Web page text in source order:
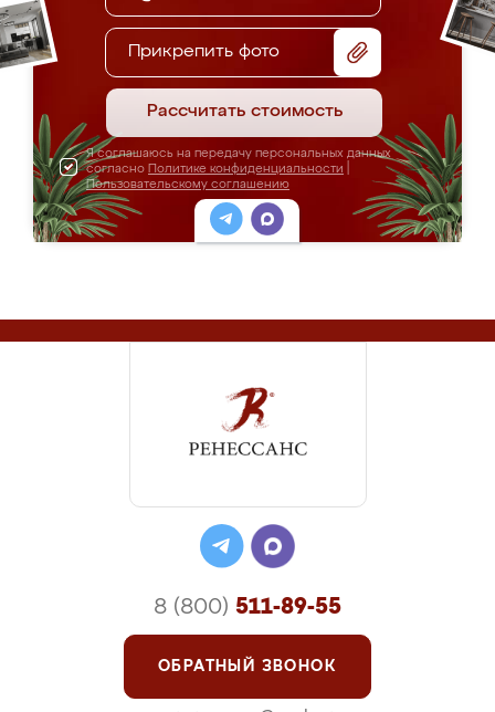
Прикрепить фото
Рассчитать стоимость
Я соглашаюсь на передачу персональных данных
согласно Политике конфиденциальности
Пользовательскому соглашению
8 (800) 511-89-55
ОБРАТНЫЙ ЗВОНОК